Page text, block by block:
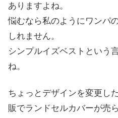
ありますよね。
悩むなら私のようにワンパ
しれません。
シンプルイズベストという
ね。
ちょっとデザインを変更し
販でランドセルカバーが売